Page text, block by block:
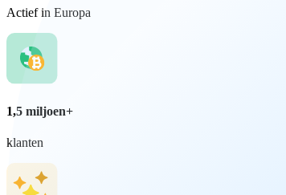
Actief in Europa
1,5 miljoen+
klanten